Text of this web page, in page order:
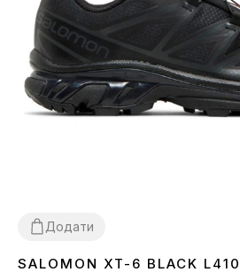
Додати
4041 42 43 44 45
SALOMON XT-6 BLACK